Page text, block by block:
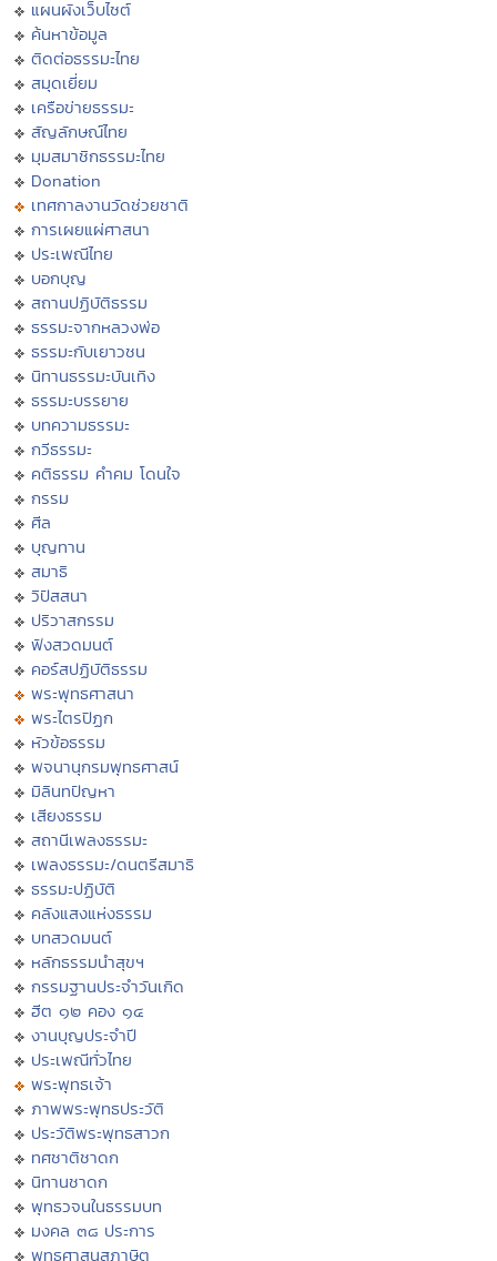
แผนผังเว็บไซต์
ค้นหาข้อมูล
ติดต่อธรรมะไทย
สมุดเยี่ยม
เครือข่ายธรรมะ
สัญลักษณ์ไทย
มุมสมาชิกธรรมะไทย
Donation
เทศกาลงานวัดช่วยชาติ
การเผยแผ่ศาสนา
ประเพณีไทย
บอกบุญ
สถานปฏิบัติธรรม
ธรรมะจากหลวงพ่อ
ธรรมะกับเยาวชน
นิทานธรรมะบันเทิง
ธรรมะบรรยาย
บทความธรรมะ
กวีธรรมะ
คติธรรม คำคม โดนใจ
กรรม
ศีล
บุญทาน
สมาธิ
วิปัสสนา
ปริวาสกรรม
ฟังสวดมนต์
คอร์สปฏิบัติธรรม
พระพุทธศาสนา
พระไตรปิฏก
หัวข้อธรรม
พจนานุกรมพุทธศาสน์
มิลินทปัญหา
เสียงธรรม
สถานีเพลงธรรมะ
เพลงธรรมะ/ดนตรีสมาธิ
ธรรมะปฏิบัติ
คลังแสงแห่งธรรม
บทสวดมนต์
หลักธรรมนำสุขฯ
กรรมฐานประจำวันเกิด
ฮีต ๑๒ คอง ๑๔
งานบุญประจำปี
ประเพณีทั่วไทย
พระพุทธเจ้า
ภาพพระพุทธประวัติ
ประวัติพระพุทธสาวก
ทศชาติชาดก
นิทานชาดก
พุทธวจนในธรรมบท
มงคล ๓๘ ประการ
พุทธศาสนสุภาษิต